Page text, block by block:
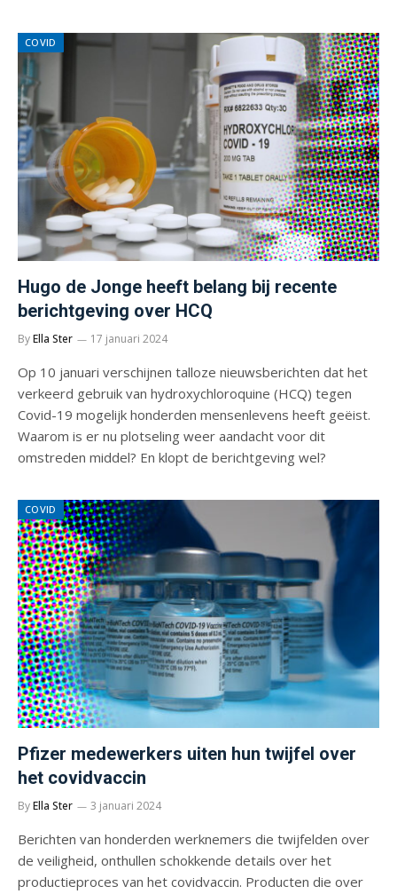
COVID
Hugo de Jonge heeft belang bij recente
berichtgeving over HCQ
ByElla Ster 17 januari 2024
Op 10 januari verschijnen talloze nieuwsberichten dat het
verkeerd gebruik van hydroxychloroquine (HCQ) tegen
Covid-19 mogelijk honderden mensenlevens heeft geëist.
Waarom is er nu plotseling weer aandacht voor dit
omstreden middel? En klopt de berichtgeving wel?
COVID
Pfizer medewerkers uiten hun twijfel over
het covidvaccin
ByElla Ster 3 januari 2024
Berichten van honderden werknemers die twijfelden over
de veiligheid, onthullen schokkende details over het
productieproces van het covidvaccin. Producten die over